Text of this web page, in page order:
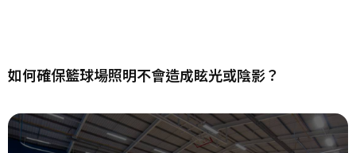
如何確保籃球場照明不會造成眩光或陰影？